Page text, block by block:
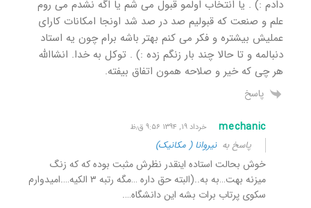
دادم :) . یا انتخاب اولمو قبول می شم یا اگه نشدم می روم
علم و صنعت که قبولیم صد در صد شد اونجا امکانات کارای
عملیش بیشتره و فکر می کنم بهتر باشه برام چون یه استاد
دنبالمه و تا حالا چند بار زنگم زده :) . توکل به خدا. انشاالله
هر چی که خیر و صلاحه همون اتفاق بیفته.
پاسخ
mechanic خرداد ۱۹, ۱۳۹۴ ۹:۵۶ ق٫ظ
پاسخ بهنیروانا ( مکانیک)
خوش بحالت استاده اینقدر نظرش مثبت بوده که که زنگ
میزنه بهت…به به..(البته حق داره …مگه رتبه ۳ الکیه….امیدوارم
سکوی پرتاب برات بشه این دانشگاه….